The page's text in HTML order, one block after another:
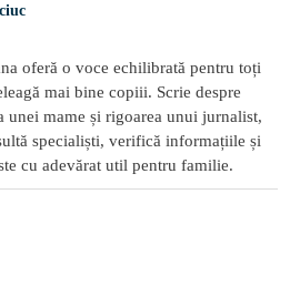
oferă o voce echilibrată pentru toți
mai bine copiii. Scrie despre
unei mame și rigoarea unui jurnalist,
specialiști, verifică informațiile și
cu adevărat util pentru familie.